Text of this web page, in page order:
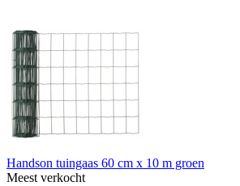
Handson tuingaas 60 cm x 10 m groen
Meest verkocht